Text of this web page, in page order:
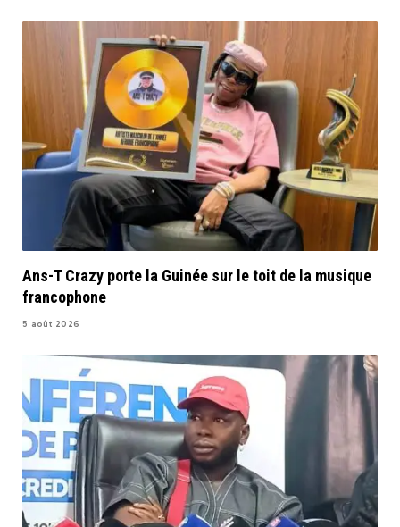
Ans-T Crazy porte la Guinée sur le toit de la musique
francophone
5 août 2026